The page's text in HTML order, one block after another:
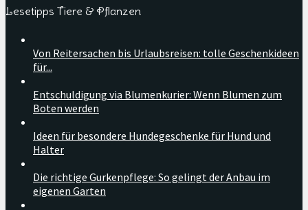
Lesetipps Tiere & Pflanzen
Von Reitersachen bis Urlaubsreisen: tolle Geschenkideen
für...
Entschuldigung via Blumenkurier: Wenn Blumen zum
Boten werden
Ideen für besondere Hundegeschenke für Hund und
Halter
Die richtige Gurkenpflege: So gelingt der Anbau im
eigenen Garten